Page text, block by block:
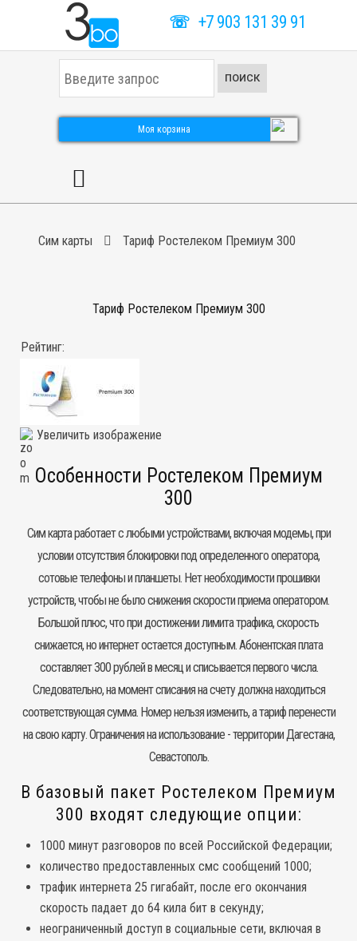
☏ +7 903 131 39 91
к
а
ь
ПОИСК
Моя корзина
Сим карты Тариф Ростелеком Премиум 300
Тариф Ростелеком Премиум 300
Рейтинг:
Увеличить изображение
Особенности Ростелеком Премиум
300
Сим карта работает с любыми устройствами, включая модемы, при
условии отсутствия блокировки под определенного оператора,
сотовые телефоны и планшеты. Нет необходимости прошивки
устройств, чтобы не было снижения скорости приема оператором.
Большой плюс, что при достижении лимита трафика, скорость
снижается, но интернет остается доступным. Абонентская плата
составляет 300 рублей в месяц и списывается первого числа.
Следовательно, на момент списания на счету должна находиться
соответствующая сумма. Номер нельзя изменить, а тариф перенести
на свою карту. Ограничения на использование - территории Дагестана,
Севастополь.
В базовый пакет Ростелеком Премиум
300 входят следующие опции:
1000 минут разговоров по всей Российской Федерации;
количество предоставленных смс сообщений 1000;
трафик интернета 25 гигабайт, после его окончания
скорость падает до 64 кила бит в секунду;
неограниченный доступ в социальные сети, включая в